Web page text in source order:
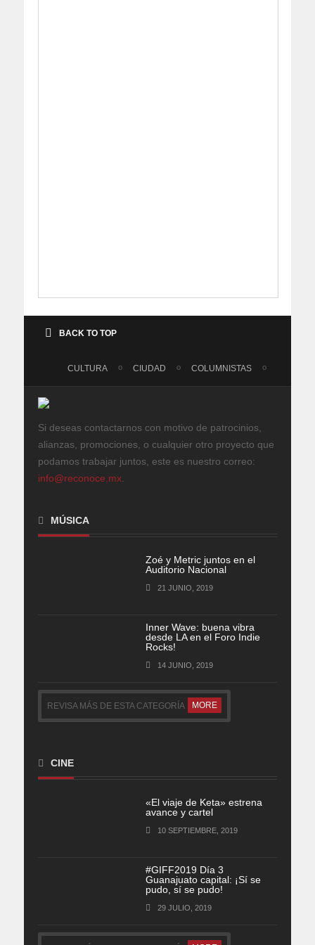
BACK TO TOP
CULTURA CIUDAD COLUMNISTAS
Si deseas contactarnos con motivo de patrocinios,
alianzas, promociones, o cualquier otro proyecto que
podamos trabajar juntos, este es nuestro correo:
info@reconoce.mx
MÚSICA
Zoé y Metric juntos en el
Auditorio Nacional
21 JUNIO, 2019
Inner Wave: buena vibra
desde LA en el Foro Indie
Rocks!
14 JUNIO, 2019
REVISA MÁS DE ESTA CATEGORÍA MORE
CINE
«El viaje de Keta» estrena
avance y cartel
10 SEPTIEMBRE, 2019
#GIFF2019 Día 3
Guanajuato capital: ¡Sí se
pudo, sí se pudo!
29 JULIO, 2019